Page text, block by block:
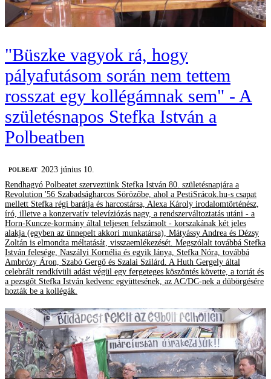
"Büszke vagyok rá, hogy
pályafutásom során nem tettem
rosszat egy kollégámnak sem" - A
születésnapos Stefka István a
Polbeatben
‎POLBEAT
2023 június 10.
Rendhagyó Polbeatet szerveztünk Stefka István 80. születésnapjára a
Revolution '56 Szabadságharcos Sörözőbe, ahol a PestiSrácok.hu-s csapat
mellett Stefka régi barátja és harcostársa, Alexa Károly irodalomtörténész,
író, illetve a konzervatív televíziózás nagy, a rendszerváltoztatás utáni - a
Horn-Kuncze-kormány által teljesen felszámolt - korszakának két jeles
alakja (egyben az ünnepelt akkori munkatársa), Mátyássy Andrea és Dézsy
Zoltán is elmondta méltatását, visszaemlékezését. Megszólalt továbbá Stefka
István felesége, Naszályi Kornélia és egyik lánya, Stefka Nóra, továbbá
Ambrózy Áron, Szabó Gergő és Szalai Szilárd. A Huth Gergely által
celebrált rendkívüli adást végül egy fergeteges köszöntés követte, a tortát és
a pezsgőt Stefka István kedvenc együttesének, az AC/DC-nek a dübörgésére
hozták be a kollégák.